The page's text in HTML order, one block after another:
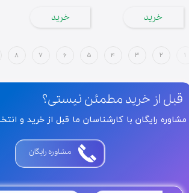
خرید
خرید
۱ ۲ ۳ ۴ ۵ ۶ ۷ ۸
قبل از خرید مطمئن نیستی؟
مشاوره رایگان با کارشناسان ما قبل از خرید و
مشاوره رایگان